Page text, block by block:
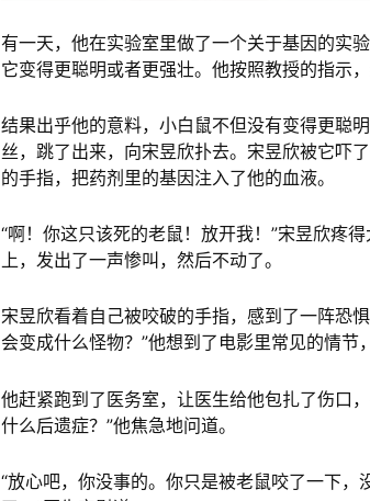
有一天，他在实验室里做了一个关于基因的实
它变得更聪明或者更强壮。他按照教授的指示
结果出乎他的意料，小白鼠不但没有变得更聪
丝，跳了出来，向宋昱欣扑去。宋昱欣被它吓
的手指，把药剂里的基因注入了他的血液。
“啊！你这只该死的老鼠！放开我！”宋昱欣疼
上，发出了一声惨叫，然后不动了。
宋昱欣看着自己被咬破的手指，感到了一阵恐
会变成什么怪物？”他想到了电影里常见的情节
他赶紧跑到了医务室，让医生给他包扎了伤口
什么后遗症？”他焦急地问道。
“放心吧，你没事的。你只是被老鼠咬了一下